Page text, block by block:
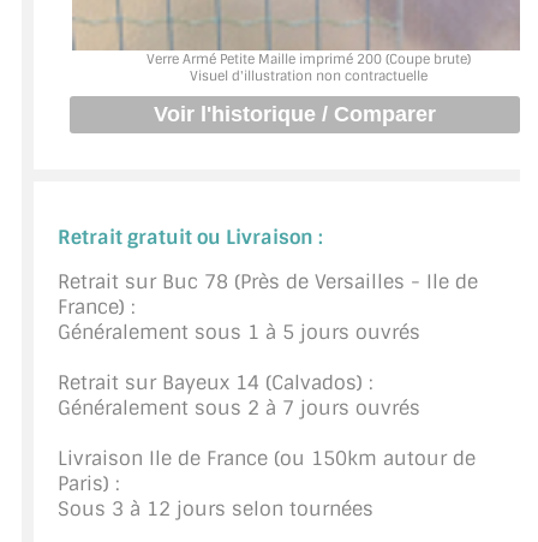
BARRES DE STABILISATION
JOINTS D'ÉTANCHÉITÉS
FIXATION GARDES CORPS
SYSTÈMES COULISSANTS
LE CATALOGUE ACCESSOIRES
(STROMBINOSCOPE)
EXEMPLES, RÉALISATIONS, INSPIRATIONS
NUANCIER RAL
COMMENT COUPER DU VERRE ?
Verre Armé Petite Maille imprimé 200 (Coupe brute)
Visuel d'illustration non contractuelle
Retrait gratuit ou Livraison :
Retrait sur Buc 78 (Près de Versailles - Ile de
France) :
Généralement sous 1 à 5 jours ouvrés
Retrait sur Bayeux 14 (Calvados) :
Généralement sous 2 à 7 jours ouvrés
Livraison Ile de France (ou 150km autour de
Paris) :
Sous 3 à 12 jours selon tournées